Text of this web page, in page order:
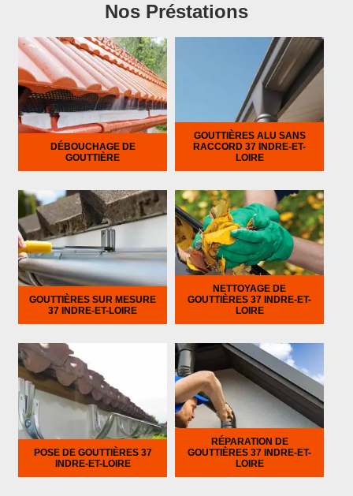
Nos Préstations
DÉBOUCHAGE DE
GOUTTIÈRE
GOUTTIÈRES ALU SANS
RACCORD 37 INDRE-ET-
LOIRE
GOUTTIÈRES SUR MESURE
37 INDRE-ET-LOIRE
NETTOYAGE DE
GOUTTIÈRES 37 INDRE-ET-
LOIRE
POSE DE GOUTTIÈRES 37
INDRE-ET-LOIRE
RÉPARATION DE
GOUTTIÈRES 37 INDRE-ET-
LOIRE